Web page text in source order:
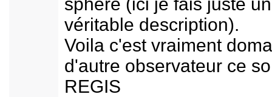
véritable description).
Voila c'est vraiment
d'autre observateur ce
REGIS